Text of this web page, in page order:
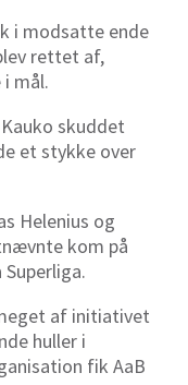
i modsatte ende
rettet af,
mål.
skuddet
et stykke over
Helenius og
kom på
af initiativet
huller i
fik AaB